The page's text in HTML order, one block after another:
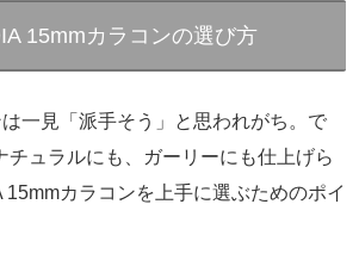
15mmカラコンの選び方
一見「派手そう」と思われがち。で
チュラルにも、ガーリーにも仕上げら
15mmカラコンを上手に選ぶためのポイ